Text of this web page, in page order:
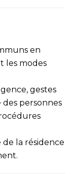
en
les modes
gestes
des personnes
de la résidence